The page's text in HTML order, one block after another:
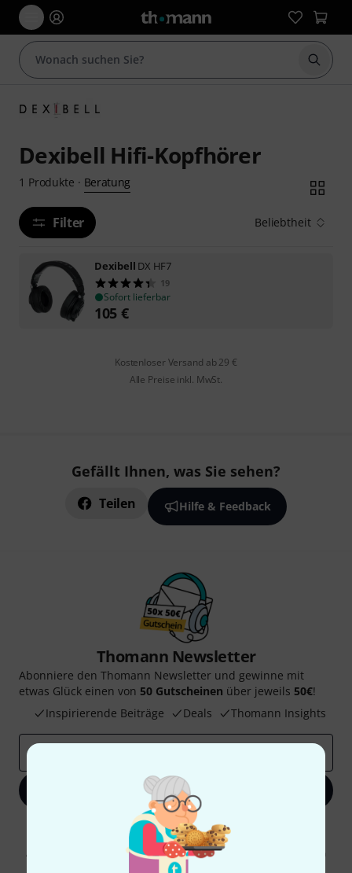
Suche
Dexibell Hifi-Kopfhörer
1 Produkte · Beratung
Filter Beliebtheit
Dexibell DX HF7
19
Sofort lieferbar
105 €
Kostenloser Versand ab 29 €
Alle Preise inkl. MwSt.
Gefällt Ihnen, was Sie sehen?
Teilen Hilfe & Feedback
Thomann Newsletter
Abonniere den Thomann Newsletter und gewinne mit
etwas Glück einen von 50 Gutscheinen über jeweils 50€!
Inspirierende Beiträge
Deals Thomann Insights
Jetzt anmelden
Mit Klick auf „Jetzt anmelden“ stimmen Sie dem Erhalt von E-Mail-
Werbung und einer Messung des E-Mail-Nutzungsverhaltens zu. Die
Abmeldung ist jederzeit möglich. Weitere Informationen finden Sie in
Datenschutzhinweisen